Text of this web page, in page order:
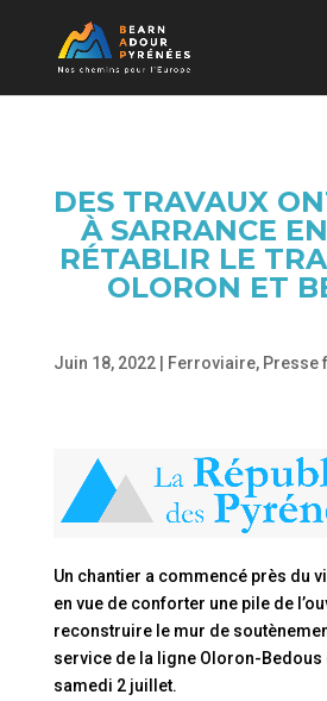
DES TRAVAUX
À SARRANCE
RÉTABLIR LE
OLORON ET
Juin 18, 2022| Ferroviaire, Presse
Un chantier a commencé près du
en vue de conforter une pile de
reconstruire le mur de
service de la ligne Oloron-Bedous
samedi 2 juillet.